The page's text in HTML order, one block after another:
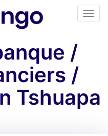
/
/
Tshuapa